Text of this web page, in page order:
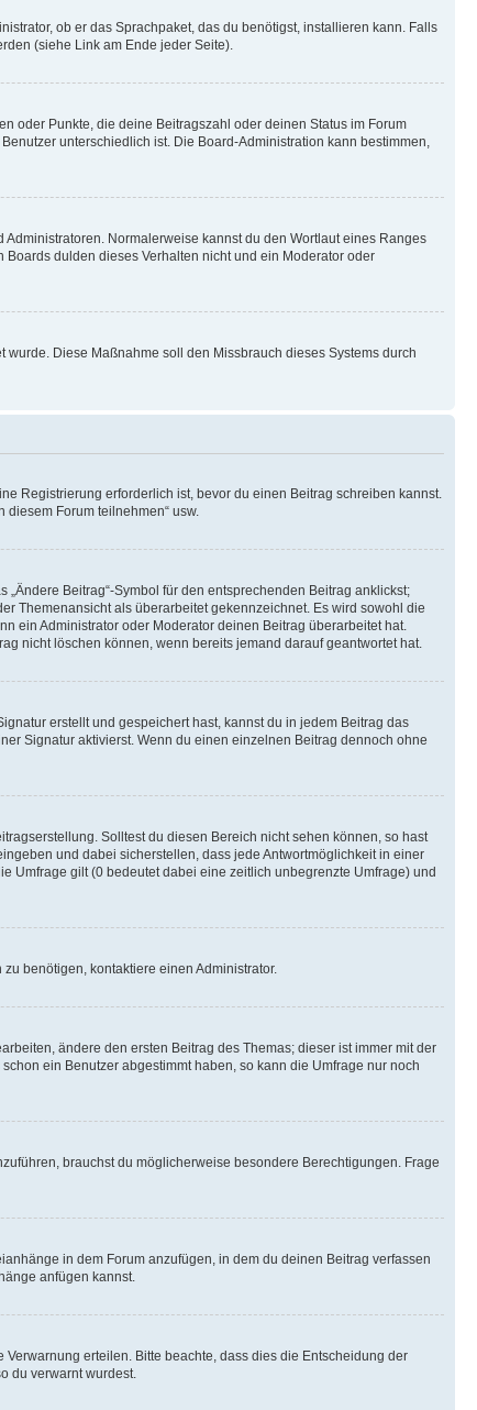
ob er das Sprachpaket, das du benötigst, installieren kann. Falls
(siehe Link am Ende jeder Seite).
oder Punkte, die deine Beitragszahl oder deinen Status im Forum
unterschiedlich ist. Die Board-Administration kann bestimmen,
Normalerweise kannst du den Wortlaut eines Ranges
dulden dieses Verhalten nicht und ein Moderator oder
Diese Maßnahme soll den Missbrauch dieses Systems durch
Registrierung erforderlich ist, bevor du einen Beitrag schreiben kannst.
Forum teilnehmen“ usw.
Beitrag“-Symbol für den entsprechenden Beitrag anklickst;
Themenansicht als überarbeitet gekennzeichnet. Es wird sowohl die
ein Administrator oder Moderator deinen Beitrag überarbeitet hat.
nicht löschen können, wenn bereits jemand darauf geantwortet hat.
erstellt und gespeichert hast, kannst du in jedem Beitrag das
Signatur aktivierst. Wenn du einen einzelnen Beitrag dennoch ohne
Solltest du diesen Bereich nicht sehen können, so hast
und dabei sicherstellen, dass jede Antwortmöglichkeit in einer
Umfrage gilt (0 bedeutet dabei eine zeitlich unbegrenzte Umfrage) und
benötigen, kontaktiere einen Administrator.
ändere den ersten Beitrag des Themas; dieser ist immer mit der
ein Benutzer abgestimmt haben, so kann die Umfrage nur noch
brauchst du möglicherweise besondere Berechtigungen. Frage
in dem Forum anzufügen, in dem du deinen Beitrag verfassen
anfügen kannst.
erteilen. Bitte beachte, dass dies die Entscheidung der
du verwarnt wurdest.